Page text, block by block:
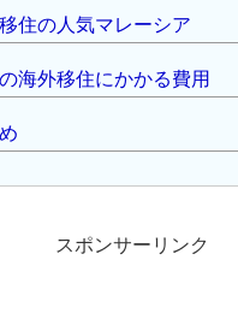
住の人気マレーシア
海外移住にかかる費用
スポンサーリンク